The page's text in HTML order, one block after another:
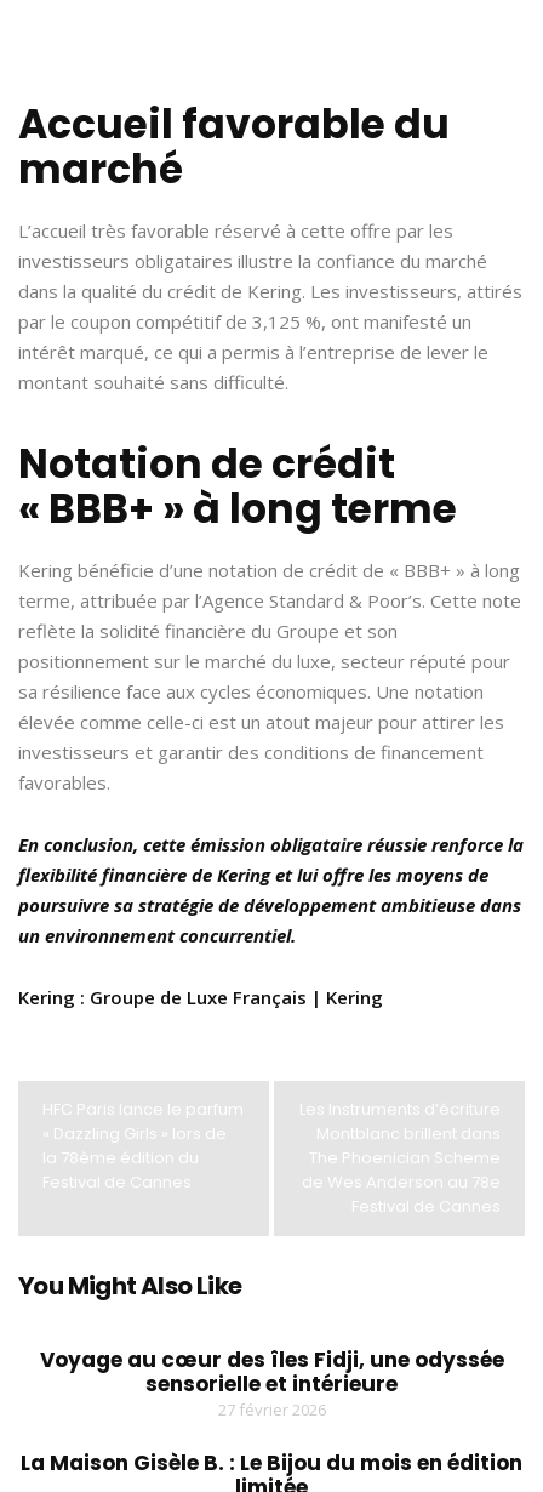
Accueil favorable du
marché
L’accueil très favorable réservé à cette offre par les
investisseurs obligataires illustre la confiance du marché
dans la qualité du crédit de Kering. Les investisseurs, attirés
par le coupon compétitif de 3,125 %, ont manifesté un
intérêt marqué, ce qui a permis à l’entreprise de lever le
montant souhaité sans difficulté.
Notation de crédit
« BBB+ » à long terme
Kering bénéficie d’une notation de crédit de « BBB+ » à long
terme, attribuée par l’Agence Standard & Poor’s. Cette note
reflète la solidité financière du Groupe et son
positionnement sur le marché du luxe, secteur réputé pour
sa résilience face aux cycles économiques. Une notation
élevée comme celle-ci est un atout majeur pour attirer les
investisseurs et garantir des conditions de financement
favorables.
En conclusion, cette émission obligataire réussie renforce la
flexibilité financière de Kering et lui offre les moyens de
poursuivre sa stratégie de développement ambitieuse dans
un environnement concurrentiel.
Kering : Groupe de Luxe Français | Kering
HFC Paris lance le parfum
« Dazzling Girls » lors de
la 78ème édition du
Festival de Cannes
Les Instruments d’écriture
Montblanc brillent dans
The Phoenician Scheme
de Wes Anderson au 78e
Festival de Cannes
You Might Also Like
Voyage au cœur des îles Fidji, une odyssée
sensorielle et intérieure
27 février 2026
La Maison Gisèle B. : Le Bijou du mois en édition